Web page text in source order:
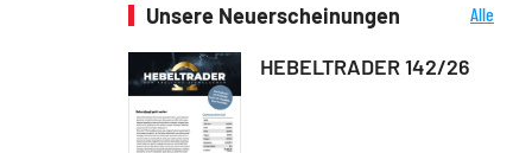
Unsere Neuerscheinungen
Alle
HEBELTRADER 142/26